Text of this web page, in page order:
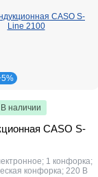
В наличии
CASO S-
1 конфорка;
конфорка; 220 В